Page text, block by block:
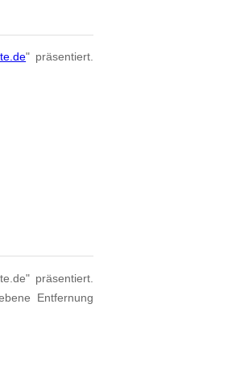
" präsentiert.
präsentiert.
Entfernung